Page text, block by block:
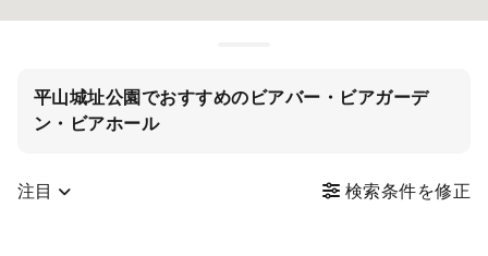
平山城址公園でおすすめのビアバー・ビアガーデ
ン・ビアホール
注目 検索条件を修正